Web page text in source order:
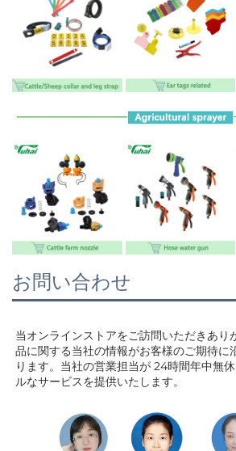
お問い合わせ
当オンラインストアをご訪問いただきあり
品に関する当社の情報がお客様のご期待に
ります。当社の営業担当が 24時間年中無
ルなサービスを提供いたします。